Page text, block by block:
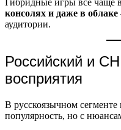
Гибридные игры всё чаще
консолях и даже в облаке
аудитории.
Российский и
восприятия
В русскоязычном
популярность, но с